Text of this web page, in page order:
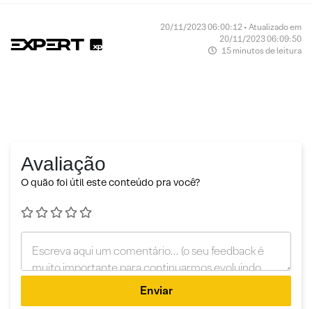
20/11/2023 06:00:12 • Atualizado em
20/11/2023 06:09:50
15 minutos de leitura
Avaliação
O quão foi útil este conteúdo pra você?
Enviar